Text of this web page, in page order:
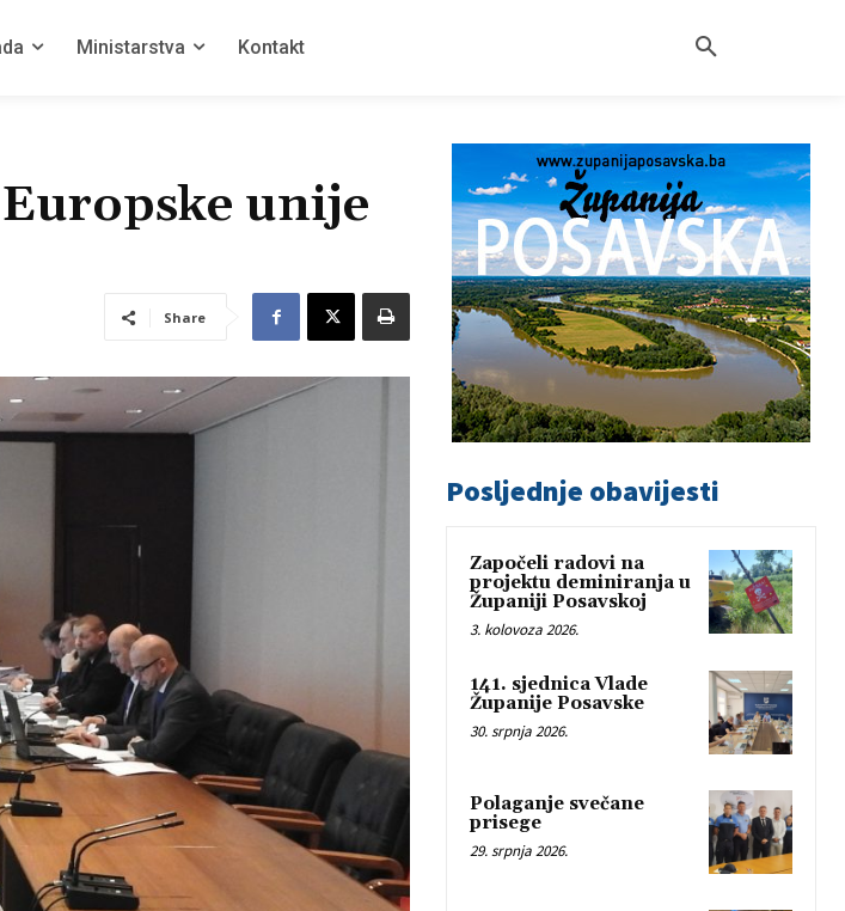
Ministarstva Kontakt
unije
Share
Posljednje obavijesti
Započeli radovi na
projektu deminiranja u
Županiji Posavskoj
3. kolovoza 2026.
141. sjednica Vlade
Županije Posavske
30. srpnja 2026.
Polaganje svečane
prisege
29. srpnja 2026.